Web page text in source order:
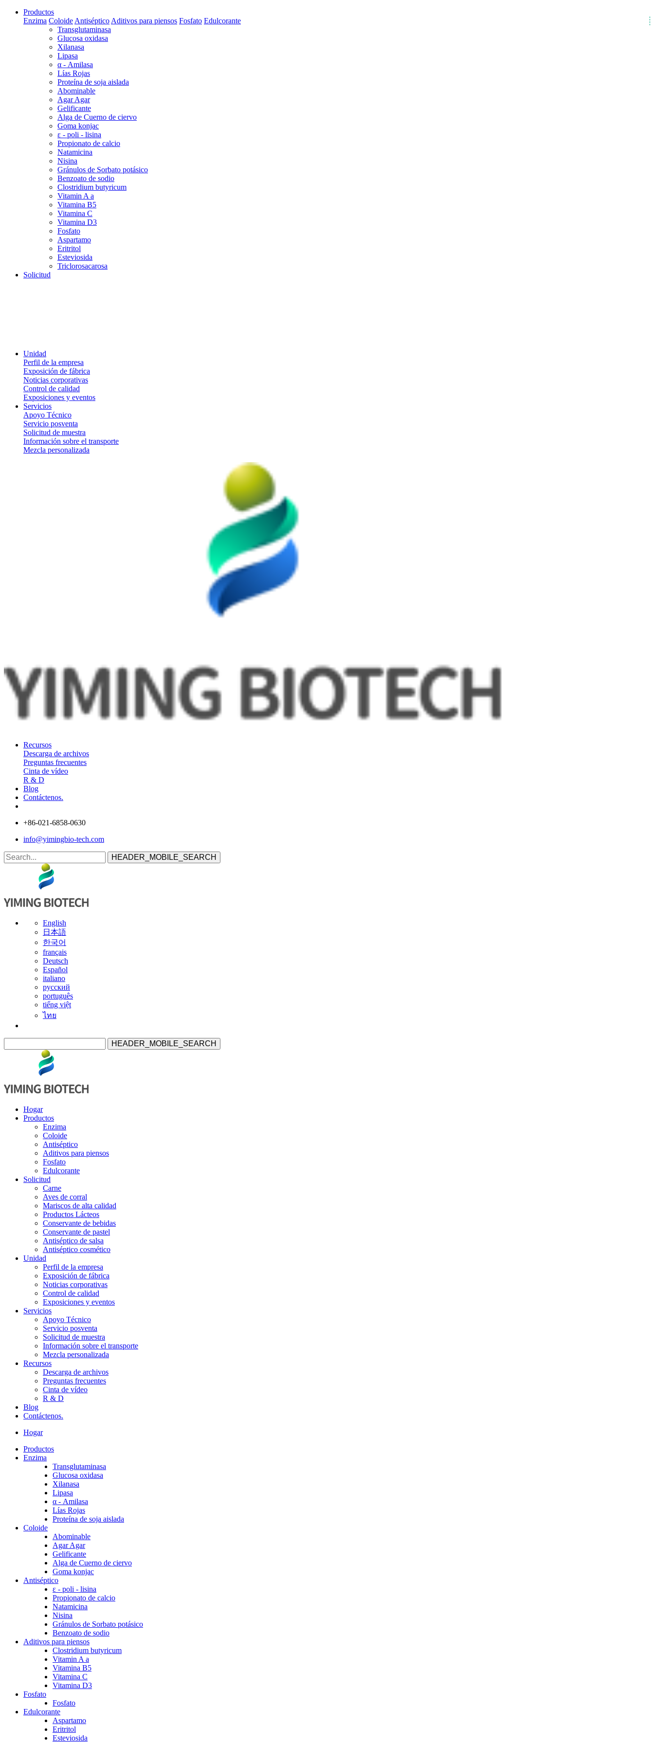
Productos
Enzima Coloide Antiséptico Aditivos para piensos Fosfato Edulcorante
Transglutaminasa
Glucosa oxidasa
Xilanasa
Lipasa
α - Amilasa
Lías Rojas
Proteína de soja aislada
Abominable
Agar Agar
Gelificante
Alga de Cuerno de ciervo
Goma konjac
ε - poli - lisina
Propionato de calcio
Natamicina
Nisina
Gránulos de Sorbato potásico
Benzoato de sodio
Clostridium butyricum
Vitamin A a
Vitamina B5
Vitamina C
Vitamina D3
Fosfato
Aspartamo
Eritritol
Esteviosida
Triclorosacarosa
Solicitud
Unidad
Perfil de la empresa
Exposición de fábrica
Noticias corporativas
Control de calidad
Exposiciones y eventos
Servicios
Apoyo Técnico
Servicio posventa
Solicitud de muestra
Información sobre el transporte
Mezcla personalizada
Recursos
Descarga de archivos
Preguntas frecuentes
Cinta de vídeo
R & D
Blog
Contáctenos.
+86-021-6858-0630
info@yimingbio-tech.com
HEADER_MOBILE_SEARCH
English
日本語
한국어
français
Deutsch
Español
italiano
русский
português
tiếng việt
ไทย
HEADER_MOBILE_SEARCH
Hogar
Productos
Enzima
Coloide
Antiséptico
Aditivos para piensos
Fosfato
Edulcorante
Solicitud
Carne
Aves de corral
Mariscos de alta calidad
Productos Lácteos
Conservante de bebidas
Conservante de pastel
Antiséptico de salsa
Antiséptico cosmético
Unidad
Perfil de la empresa
Exposición de fábrica
Noticias corporativas
Control de calidad
Exposiciones y eventos
Servicios
Apoyo Técnico
Servicio posventa
Solicitud de muestra
Información sobre el transporte
Mezcla personalizada
Recursos
Descarga de archivos
Preguntas frecuentes
Cinta de vídeo
R & D
Blog
Contáctenos.
Hogar
Productos
Enzima
Transglutaminasa
Glucosa oxidasa
Xilanasa
Lipasa
α - Amilasa
Lías Rojas
Proteína de soja aislada
Coloide
Abominable
Agar Agar
Gelificante
Alga de Cuerno de ciervo
Goma konjac
Antiséptico
ε - poli - lisina
Propionato de calcio
Natamicina
Nisina
Gránulos de Sorbato potásico
Benzoato de sodio
Aditivos para piensos
Clostridium butyricum
Vitamin A a
Vitamina B5
Vitamina C
Vitamina D3
Fosfato
Fosfato
Edulcorante
Aspartamo
Eritritol
Esteviosida